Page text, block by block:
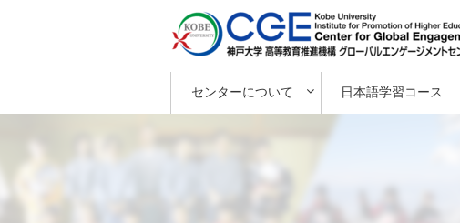
センターについて 日本語学習コース